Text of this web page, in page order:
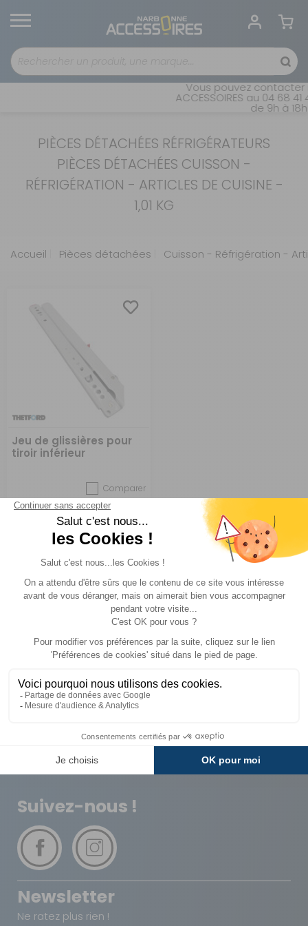
Vous pouvez contacter
ACCESSOIRES au 04 68
de 9h à
PIÈCES DÉTACHÉES RÉFRIGÉRATEURS
PIÈCES DÉTACHÉES CUISSON -
RÉFRIGÉRATION - ARTICLES DE CUISINE -
1,01 KG
Accueil Pièces détachées Cuisson - Réfrigération -
Jeu de glissières pour
tiroir inférieur
Comparer
Thetford
Réf : PD005143 EN ARRIVAGE
ACHETER 94,70 €
Livraison
Expédié sous 72h
Paiements
Avantages
Carte de fidélité
Paiement
Plusieurs fois
Suivez-nous !
Newsletter
Ne ratez plus rien !